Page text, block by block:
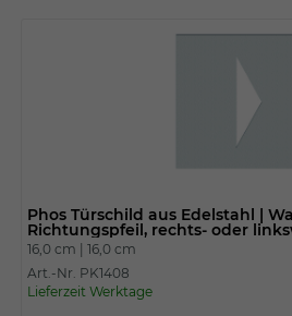
Phos Türschild aus Edelstahl |
Richtungspfeil, rechts- oder
16,0 cm | 16,0 cm
Art.-Nr. PK1408
Lieferzeit Werktage